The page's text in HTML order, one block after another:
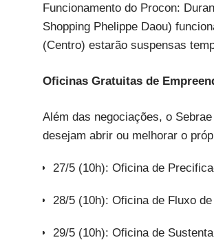
Funcionamento do Procon:
Shopping Phelippe Daou)
(Centro) estarão suspensas
Oficinas Gratuitas de
Além das negociações, o
desejam abrir ou melhorar o
27/5 (10h): Oficina de
28/5 (10h): Oficina de Fluxo
29/5 (10h): Oficina de